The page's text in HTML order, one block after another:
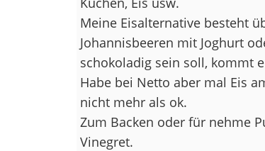
Meine Eisalternative besteht
Johannisbeeren mit Joghurt
schokoladig sein soll, kommt
Habe bei Netto aber mal Eis
nicht mehr als ok.
Zum Backen oder für nehme
Vinegret.